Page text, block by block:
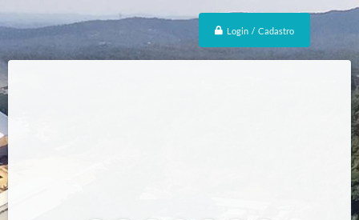
Login / Cadastro